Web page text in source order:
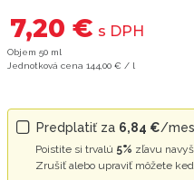
7,20 € s DPH
Objem 50 ml
Jednotková cena 144,00 € / l
Predplatiť za 6,84 €/
Poistite si trvalú 5% zľavu
Zrušiť alebo upraviť môžete